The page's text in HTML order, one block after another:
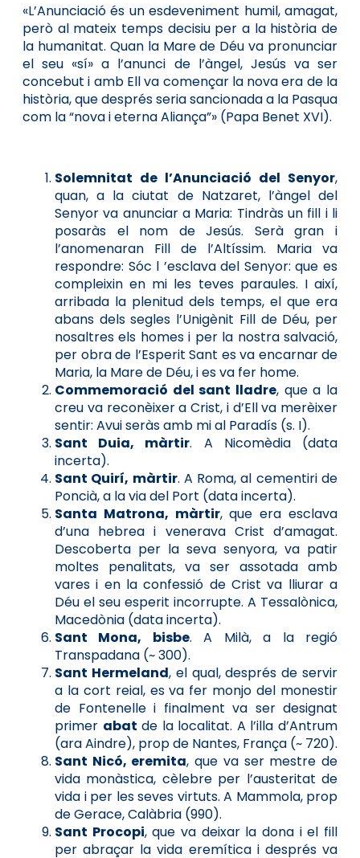
«L’Anunciació és un esdeveniment humil, amagat,
però al mateix temps decisiu per a la història de
la humanitat. Quan la Mare de Déu va pronunciar
el seu «sí» a l’anunci de l’àngel, Jesús va ser
concebut i amb Ell va començar la nova era de la
història, que després seria sancionada a la Pasqua
com la “nova i eterna Aliança”» (Papa Benet XVI).
Solemnitat de l’Anunciació del Senyor,
quan, a la ciutat de Natzaret, l’àngel del
Senyor va anunciar a Maria: Tindràs un fill i li
posaràs el nom de Jesús. Serà gran i
l’anomenaran Fill de l’Altíssim. Maria va
respondre: Sóc l ’esclava del Senyor: que es
compleixin en mi les teves paraules. I així,
arribada la plenitud dels temps, el que era
abans dels segles l’Unigènit Fill de Déu, per
nosaltres els homes i per la nostra salvació,
per obra de l’Esperit Sant es va encarnar de
Maria, la Mare de Déu, i es va fer home.
Commemoració del sant lladre, que a la
creu va reconèixer a Crist, i d’Ell va merèixer
sentir: Avui seràs amb mi al Paradís (s. I).
Sant Duia, màrtir. A Nicomèdia (data
incerta).
Sant Quirí, màrtir. A Roma, al cementiri de
Poncià, a la via del Port (data incerta).
Santa Matrona, màrtir, que era esclava
d’una hebrea i venerava Crist d’amagat.
Descoberta per la seva senyora, va patir
moltes penalitats, va ser assotada amb
vares i en la confessió de Crist va lliurar a
Déu el seu esperit incorrupte. A Tessalònica,
Macedònia (data incerta).
Sant Mona, bisbe. A Milà, a la regió
Transpadana (~ 300).
Sant Hermeland, el qual, després de servir
a la cort reial, es va fer monjo del monestir
de Fontenelle i finalment va ser designat
primer abat de la localitat. A l’illa d’Antrum
(ara Aindre), prop de Nantes, França (~ 720).
Sant Nicó, eremita, que va ser mestre de
vida monàstica, cèlebre per l’austeritat de
vida i per les seves virtuts. A Mammola, prop
de Gerace, Calàbria (990).
Sant Procopi, que va deixar la dona i el fill
per abraçar la vida eremítica i després va